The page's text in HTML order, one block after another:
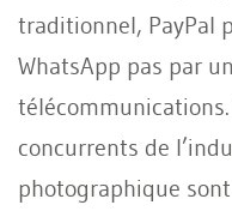
traditionnel, PayPal
WhatsApp pas par
concurrents de
photographique